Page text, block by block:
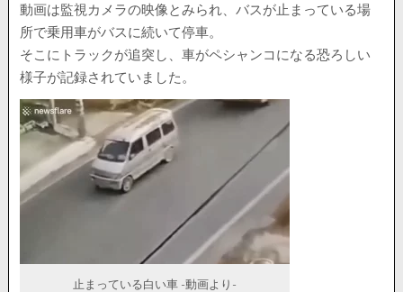
動画は監視カメラの映像とみられ、バスが止まっている場
所で乗用車がバスに続いて停車。
そこにトラックが追突し、車がペシャンコになる恐ろしい
様子が記録されていました。
止まっている白い車 -動画より-